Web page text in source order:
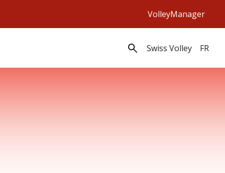
VolleyManager
Swiss Volley FR